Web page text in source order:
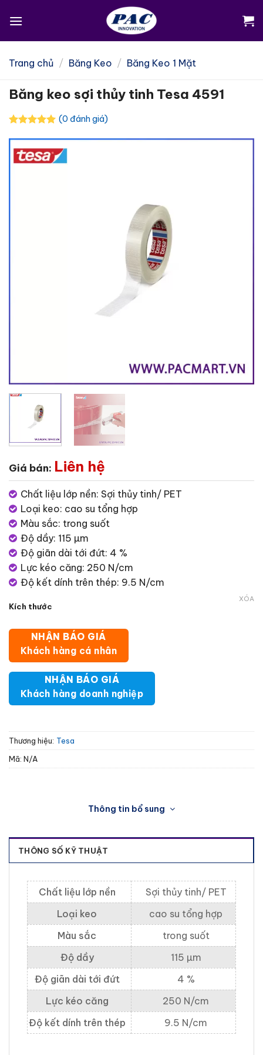
Trang chủ / Băng Keo / Băng Keo 1 Mặt
Băng keo sợi thủy tinh Tesa 4591
(0 đánh giá)
Giá bán: Liên hệ
Chất liệu lớp nền: Sợi thủy tinh/ PET
Loại keo: cao su tổng hợp
Màu sắc: trong suốt
Độ dầy: 115 µm
Độ giãn dài tới đứt: 4 %
Lực kéo căng: 250 N/cm
Độ kết dính trên thép: 9.5 N/cm
Kích thước
XÓA
NHẬN BÁO GIÁ
Khách hàng cá nhân
NHẬN BÁO GIÁ
Khách hàng doanh nghiệp
Thương hiệu: Tesa
Mã: N/A
Thông tin bổ sung
THÔNG SỐ KỸ THUẬT
Chất liệu lớp nền
Sợi thủy tinh/ PET
Loại keo
cao su tổng hợp
Màu sắc
trong suốt
Độ dầy
115 µm
Độ giãn dài tới đứt
4 %
Lực kéo căng
250 N/cm
Độ kết dính trên thép
9.5 N/cm